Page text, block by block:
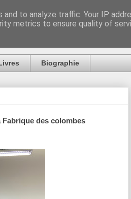
Biographie
des colombes
to analyze traffic. Your IP
metrics to ensure quality of